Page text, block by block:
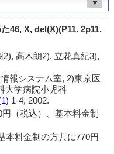
▼
46, X, del(X)(P11. 2p11.
高木朗2), 立花真紀3),
報システム室, 2)東京医
大学病院小児科
1-4, 2002.
（税込）、基本料金制
本料金制の方共に770円